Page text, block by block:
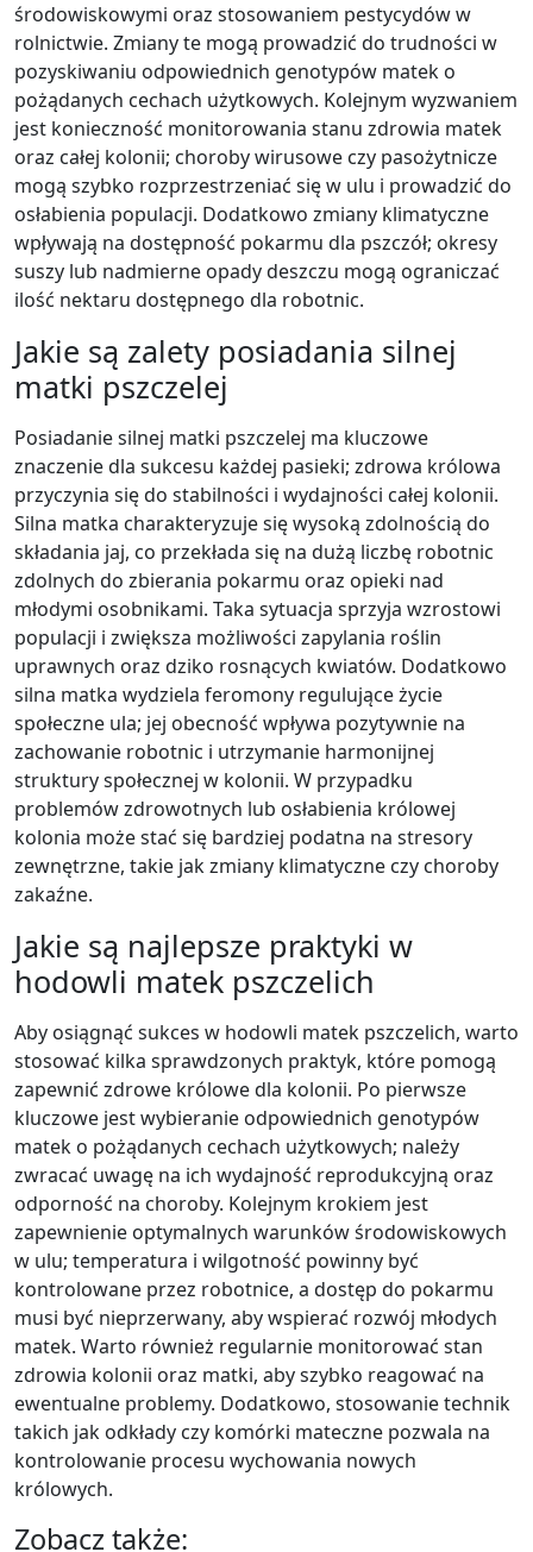
środowiskowymi oraz stosowaniem pestycydów w
rolnictwie. Zmiany te mogą prowadzić do trudności w
pozyskiwaniu odpowiednich genotypów matek o
pożądanych cechach użytkowych. Kolejnym wyzwaniem
jest konieczność monitorowania stanu zdrowia matek
oraz całej kolonii; choroby wirusowe czy pasożytnicze
mogą szybko rozprzestrzeniać się w ulu i prowadzić do
osłabienia populacji. Dodatkowo zmiany klimatyczne
wpływają na dostępność pokarmu dla pszczół; okresy
suszy lub nadmierne opady deszczu mogą ograniczać
ilość nektaru dostępnego dla robotnic.
Jakie są zalety posiadania silnej
matki pszczelej
Posiadanie silnej matki pszczelej ma kluczowe
znaczenie dla sukcesu każdej pasieki; zdrowa królowa
przyczynia się do stabilności i wydajności całej kolonii.
Silna matka charakteryzuje się wysoką zdolnością do
składania jaj, co przekłada się na dużą liczbę robotnic
zdolnych do zbierania pokarmu oraz opieki nad
młodymi osobnikami. Taka sytuacja sprzyja wzrostowi
populacji i zwiększa możliwości zapylania roślin
uprawnych oraz dziko rosnących kwiatów. Dodatkowo
silna matka wydziela feromony regulujące życie
społeczne ula; jej obecność wpływa pozytywnie na
zachowanie robotnic i utrzymanie harmonijnej
struktury społecznej w kolonii. W przypadku
problemów zdrowotnych lub osłabienia królowej
kolonia może stać się bardziej podatna na stresory
zewnętrzne, takie jak zmiany klimatyczne czy choroby
zakaźne.
Jakie są najlepsze praktyki w
hodowli matek pszczelich
Aby osiągnąć sukces w hodowli matek pszczelich, warto
stosować kilka sprawdzonych praktyk, które pomogą
zapewnić zdrowe królowe dla kolonii. Po pierwsze
kluczowe jest wybieranie odpowiednich genotypów
matek o pożądanych cechach użytkowych; należy
zwracać uwagę na ich wydajność reprodukcyjną oraz
odporność na choroby. Kolejnym krokiem jest
zapewnienie optymalnych warunków środowiskowych
w ulu; temperatura i wilgotność powinny być
kontrolowane przez robotnice, a dostęp do pokarmu
musi być nieprzerwany, aby wspierać rozwój młodych
matek. Warto również regularnie monitorować stan
zdrowia kolonii oraz matki, aby szybko reagować na
ewentualne problemy. Dodatkowo, stosowanie technik
takich jak odkłady czy komórki mateczne pozwala na
kontrolowanie procesu wychowania nowych
królowych.
Zobacz także: